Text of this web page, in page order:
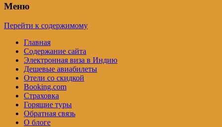
Меню
Перейти к содержимому
Главная
Содержание сайта
Электронная виза в Индию
Дешевые авиабилеты
Отели со скидкой
Booking.com
Страховка
Горящие туры
Обратная связь
О блоге